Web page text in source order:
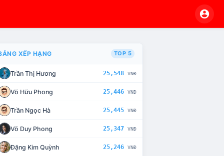
CHẾ TÀI XỬ LÝ VI PHẠM
XẾP HẠNG TOP 5
Trần Thị Hương 25,548 VNĐ
Võ Hữu Phong 25,446 VNĐ
Trần Ngọc Hà 25,445 VNĐ
Võ Duy Phong 25,347 VNĐ
Đặng Kim Quỳnh 25,246 VNĐ